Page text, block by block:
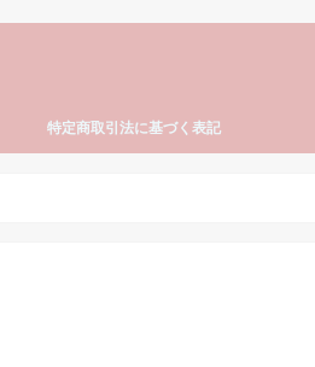
特定商取引法に基づく表記